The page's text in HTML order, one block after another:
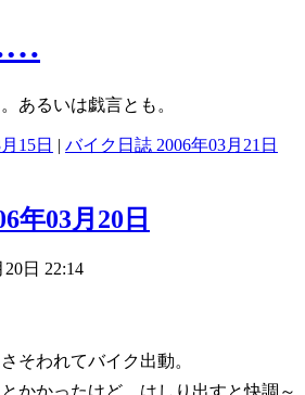
あるいは戯言とも。
15日 | バイク日誌 2006年03月21日
年03月20日
20日 22:14
そわれてバイク出動。
かかったけど、はしり出すと快調～